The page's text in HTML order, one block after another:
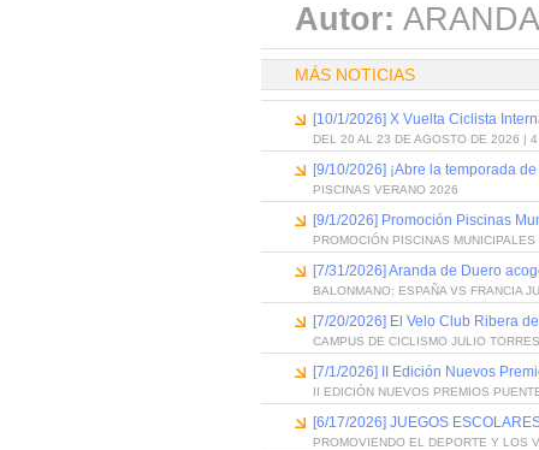
Autor:
MÁS NOTICIAS
[10/1/2026] X Vuelta Ciclista
DEL 20 AL 23 DE AGOSTO DE 2026 | 4
[9/10/2026] ¡Abre la temporada
PISCINAS VERANO 2026
[9/1/2026] Promoción Piscinas
PROMOCIÓN PISCINAS
[7/31/2026] Aranda de Duero
BALONMANO: ESPAÑA VS FRANCIA
[7/20/2026] El Velo Club Ribera
CAMPUS DE CICLISMO JULIO
[7/1/2026] II Edición Nuevos
II EDICIÓN NUEVOS PREMIOS
[6/17/2026] JUEGOS
PROMOVIENDO EL DEPORTE Y LOS